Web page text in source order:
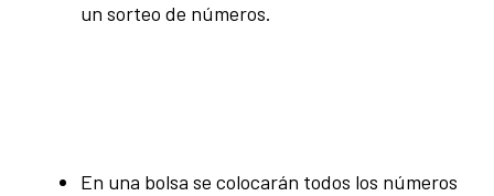
un sorteo de números.
En una bolsa se colocarán todos los números